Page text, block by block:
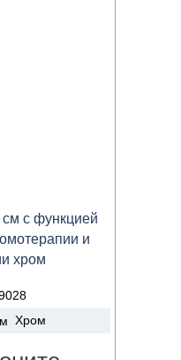
с функцией
и
хром
Хром